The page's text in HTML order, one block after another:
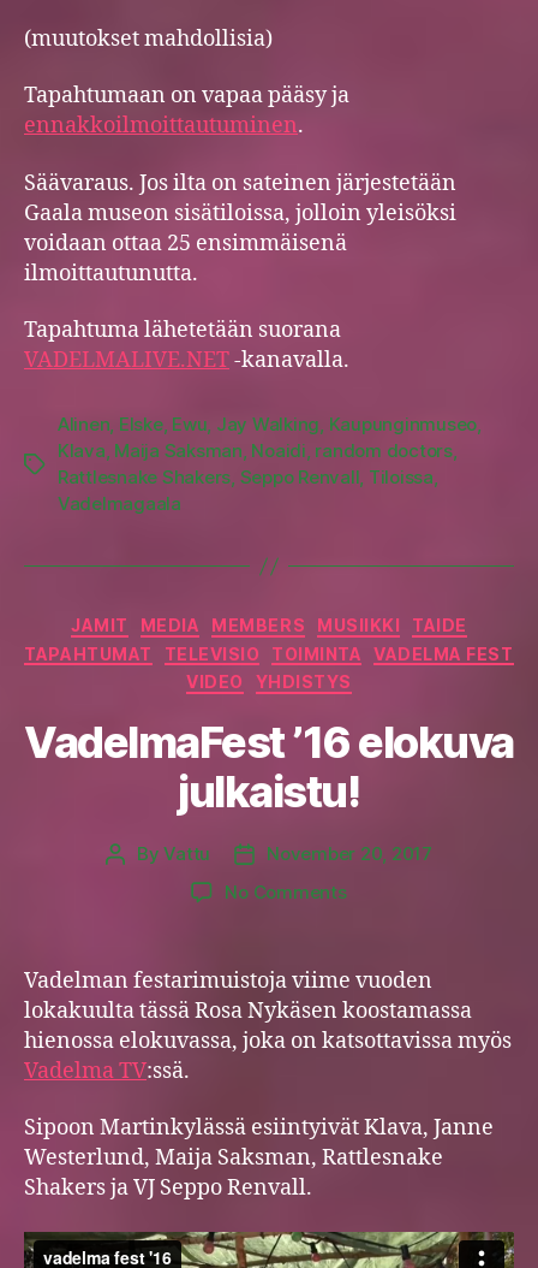
(muutokset mahdollisia)
Tapahtumaan on vapaa pääsy ja
ennakkoilmoittautuminen.
Säävaraus. Jos ilta on sateinen järjestetään
Gaala museon sisätiloissa, jolloin yleisöksi
voidaan ottaa 25 ensimmäisenä
ilmoittautunutta.
Tapahtuma lähetetään suorana
VADELMALIVE.NET-kanavalla.
Tags
Alinen, Elske, Ewu, Jay Walking, Kaupunginmuseo,
Klava, Maija Saksman, Noaidi, random doctors,
Rattlesnake Shakers, Seppo Renvall, Tiloissa,
Vadelmagaala
Categories
JAMIT MEDIA MEMBERS MUSIIKKI
TAIDE
TAPAHTUMAT
TELEVISIO TOIMINTA
VADELMA FEST
VIDEO
YHDISTYS
VadelmaFest ’16 elokuva
julkaistu!
PostByVattu
Post
date
November 20, 2017
No Commentson
elokuva
julkaistu!
Vadelman festarimuistoja viime vuoden
lokakuulta tässä Rosa Nykäsen koostamassa
hienossa elokuvassa, joka on katsottavissa myös
Vadelma TV:ssä.
Sipoon Martinkylässä esiintyivät Klava, Janne
Westerlund, Maija Saksman, Rattlesnake
Shakers ja VJ Seppo Renvall.